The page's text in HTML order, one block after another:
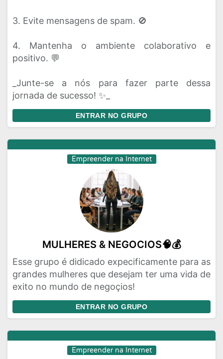
3. Evite mensagens de spam. 🚫
4. Mantenha o ambiente colaborativo e
positivo. 💬
_Junte-se a nós para fazer parte dessa
jornada de sucesso! ✨_
ENTRAR NO GRUPO
Empreender na Internet
MULHERES & NEGOCIOS🧠💰
Esse grupo é didicado expecificamente para as
grandes mulheres que desejam ter uma vida de
exito no mundo de negoçios!
ENTRAR NO GRUPO
Empreender na Internet